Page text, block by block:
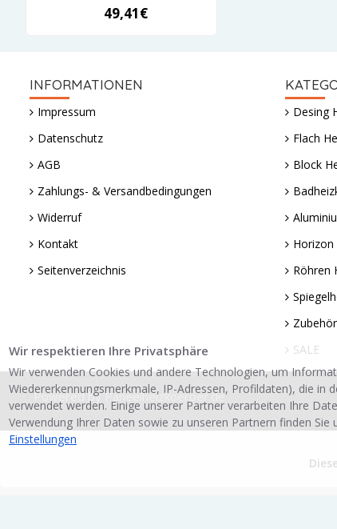
49,41€
INFORMATIONEN
Impressum
Datenschutz
AGB
Zahlungs- & Versandbedingungen
Widerruf
Kontakt
Seitenverzeichnis
Desing
Flach
Block
Horizon
Röhren
Zubehör
SALE
Powered by Paneelheizkoerper.de
Wir respektieren Ihre Privatsphäre
Wir verwenden Cookies und andere Technologien, um
Wiedererkennungsmerkmale, IP-Adressen, Profildaten), die in
verwendet werden. Einige unserer Partner verarbeiten Ihre
Verwendung Ihrer Daten sowie zu unseren Partnern finden
Einstellungen